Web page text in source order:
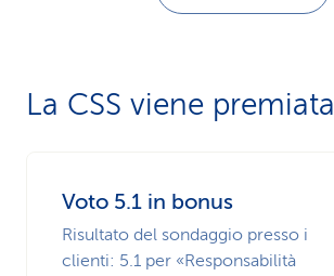
La CSS viene premiata
Voto 5.1 in bonus
Risultato del sondaggio presso i
clienti: 5.1 per «Responsabilità